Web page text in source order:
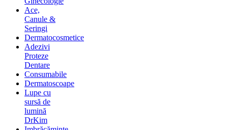
Ace,
Canule &
Seringi
Dermatocosmetice
Adezivi
Proteze
Dentare
Consumabile
Dermatoscoape
Lupe cu
sursă de
lumină
DrKim